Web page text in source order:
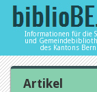
Informationen für die
und
des Kantons Bern
Home
Artikel